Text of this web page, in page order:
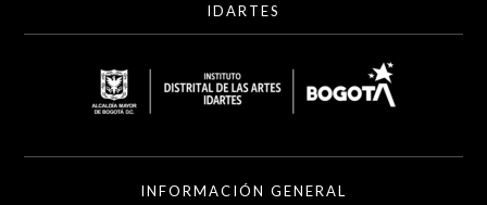
IDARTES
INFORMACIÓN GENERAL